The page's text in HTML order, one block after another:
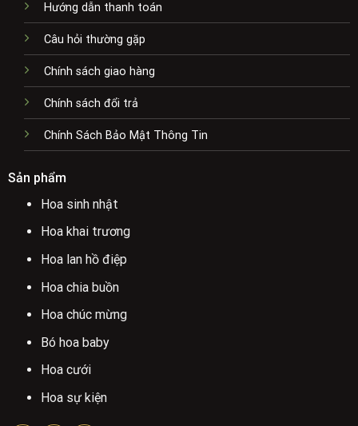
Hướng dẫn thanh toán
Câu hỏi thường gặp
Chính sách giao hàng
Chính sách đổi trả
Chính Sách Bảo Mật Thông Tin
Sản phẩm
Hoa sinh nhật
Hoa khai trương
Hoa lan hồ điệp
Hoa chia buồn
Hoa chúc mừng
Bó hoa baby
Hoa cưới
Hoa sự kiện